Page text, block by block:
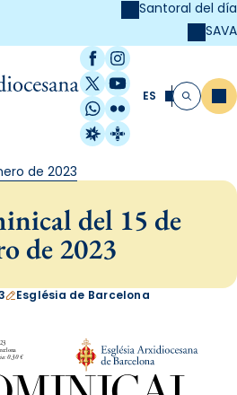
Santoral del día
SAVA
Facebook
Instagram
X / Twitter
YouTube
WhatsApp
Flickr
Radio Estel
Catalunya
ES Buscar
de 2023
del 15 de
de 2023
Església de Barcelona